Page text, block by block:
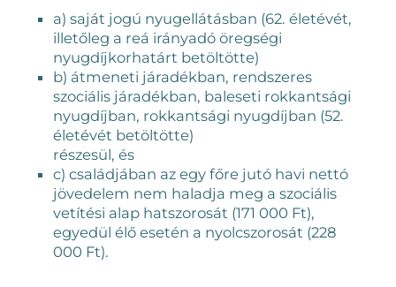
a) saját jogú nyugellátásban (62. életévét,
illetőleg a reá irányadó öregségi
nyugdíjkorhatárt betöltötte)
b) átmeneti járadékban, rendszeres
szociális járadékban, baleseti rokkantsági
nyugdíjban, rokkantsági nyugdíjban (52.
életévét betöltötte)
részesül, és
c) családjában az egy főre jutó havi nettó
jövedelem nem haladja meg a szociális
vetítési alap hatszorosát (171 000 Ft),
egyedül élő esetén a nyolcszorosát (228
000 Ft).